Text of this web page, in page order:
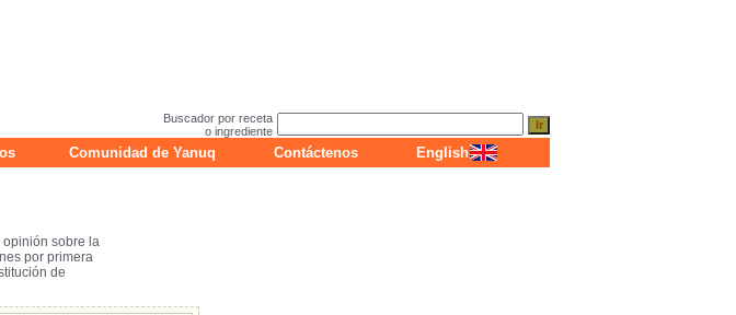
Buscador por receta
o ingrediente
Comunidad de Yanuq Contáctenos English
opinión sobre la
por primera
de